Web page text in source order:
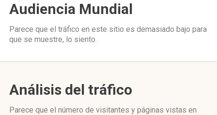
Audiencia Mundial
Parece que el tráfico en este sitio es demasiado bajo para
que se muestre, lo siento.
Análisis del tráfico
Parece que el número de visitantes y páginas vistas en